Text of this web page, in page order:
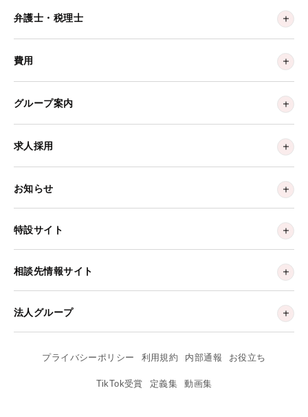
弁護士・税理士
費用
グループ案内
求人採用
お知らせ
特設サイト
相談先情報サイト
法人グループ
プライバシーポリシー 利用規約 内部通報 お役立ち
TikTok受賞 定義集 動画集